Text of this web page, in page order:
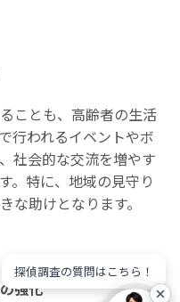
ことも、高齢者の生活
行われるイベントやボ
社会的な交流を増やす
。特に、地域の見守り
な助けとなります。
強化
探偵調査の質問はこちら！